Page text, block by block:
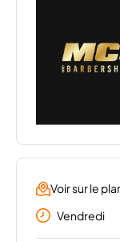
Voir sur le
Vendredi